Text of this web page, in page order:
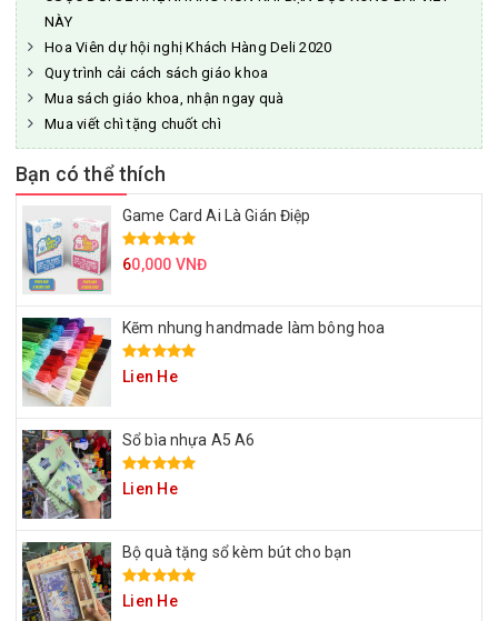
NÀY
Hoa Viên dự hội nghị Khách Hàng Deli 2020
Quy trình cải cách sách giáo khoa
Mua sách giáo khoa, nhận ngay quà
Mua viết chì tặng chuốt chì
Bạn có thể thích
Game Card Ai Là Gián Điệp
60,000 VNĐ
Kẽm nhung handmade làm bông hoa
Lien He
Sổ bìa nhựa A5 A6
Lien He
Bộ quà tặng sổ kèm bút cho bạn
Lien He